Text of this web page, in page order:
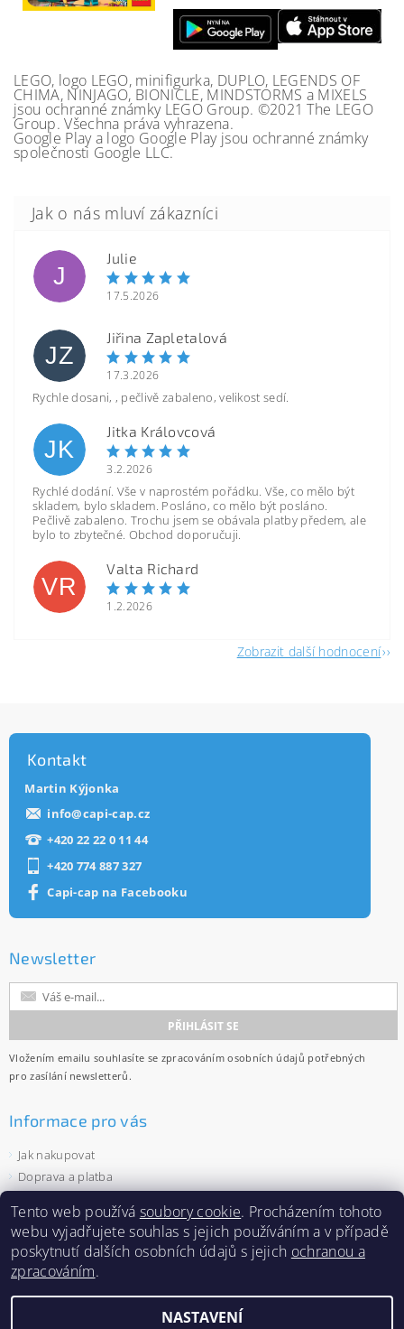
LEGO, logo LEGO, minifigurka, DUPLO, LEGENDS OF
CHIMA, NINJAGO, BIONICLE, MINDSTORMS a MIXELS
jsou ochranné známky LEGO Group. ©2021 The LEGO
Group. Všechna práva vyhrazena.
Google Play a logo Google Play jsou ochranné známky
společnosti Google LLC.
J
Julie
17.5.2026
JZ
Jiřina Zapletalová
17.3.2026
Rychle dosani, , pečlivě zabaleno, velikost sedí.
JK
Jitka Královcová
3.2.2026
Rychlé dodání. Vše v naprostém pořádku. Vše, co mělo být
skladem, bylo skladem. Posláno, co mělo být posláno.
Pečlivě zabaleno. Trochu jsem se obávala platby předem, ale
bylo to zbytečné. Obchod doporučuji.
VR
Valta Richard
1.2.2026
Zobrazit další hodnocení
Kontakt
Martin Kýjonka
info@capi-cap.cz
+420 22 22 0 11 44
+420 774 887 327
Capi-cap na Facebooku
Newsletter
Vložením emailu souhlasíte se zpracováním osobních údajů potřebných
pro zasílání newsletterů.
Informace pro vás
Jak nakupovat
Doprava a platba
Ochrana osobních údajů
Velkoobchod
Zásady používání souborů cookies
Tento web používá soubory cookie. Procházením tohoto
webu vyjadřujete souhlas s jejich používáním a v případě
poskytnutí dalších osobních údajů s jejich ochranou a
zpracováním.
NASTAVENÍ